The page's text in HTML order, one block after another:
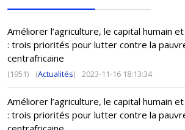
Améliorer l’agriculture, le capital humain
: trois priorités pour lutter contre la
centrafricaine
(1951) (Actualités) 2023-11-16 18:13:34
Améliorer l’agriculture, le capital humain
: trois priorités pour lutter contre la